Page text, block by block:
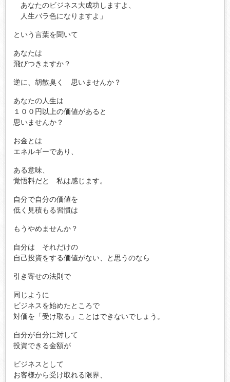
あなたのビジネス大成功しますよ、
人生バラ色になりますよ」
という言葉を聞いて
あなたは
飛びつきますか？
逆に、胡散臭く 思いませんか？
あなたの人生は
１００円以上の価値があると
思いませんか？
お金とは
エネルギーであり、
ある意味、
覚悟料だと 私は感じます。
自分で自分の価値を
低く見積もる習慣は
もうやめませんか？
自分は それだけの
自己投資をする価値がない、と思うのなら
引き寄せの法則で
同じように
ビジネスを始めたところで
対価を「受け取る」ことはできないでしょう。
自分が自分に対して
投資できる金額が
ビジネスとして
お客様から受け取れる限界、